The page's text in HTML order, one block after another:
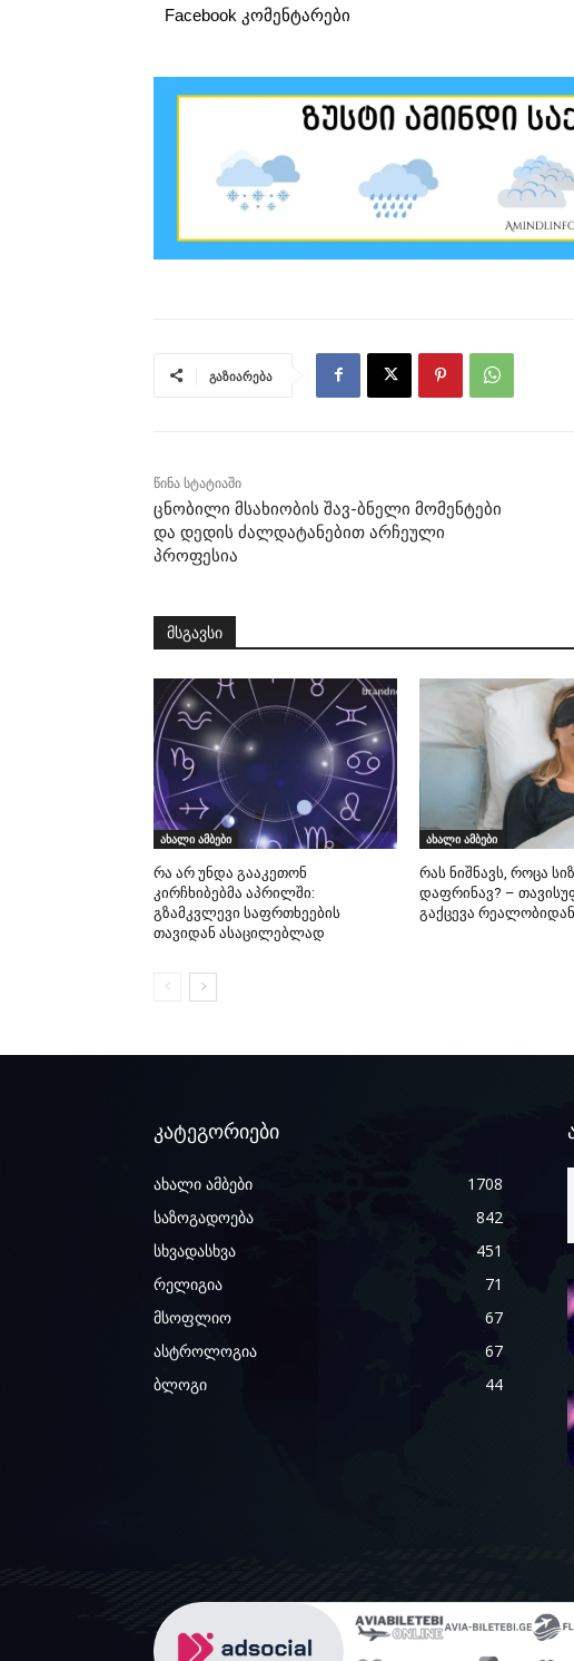
Facebook კომენტარები
გაზიარება
წინა სტატიაში
ცნობილი მსახიობის შავ-ბნელი მომენტები
და დედის ძალდატანებით არჩეული
პროფესია
მსგავსი
ახალი ამბები
რა არ უნდა გააკეთონ
კირჩხიბებმა აპრილში:
გზამკვლევი საფრთხეების
თავიდან ასაცილებლად
ახალი ამბები
რას ნიშნავს, როცა
დაფრინავ? –
გაქცევა
კატეგორიები
ახალი ამბები
1708
საზოგადოება
842
სხვადასხვა
451
რელიგია
71
მსოფლიო
67
ასტროლოგია
67
ბლოგი
44